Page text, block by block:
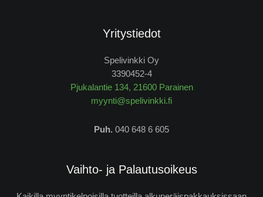
Yritystiedot
Spelivinkki Oy
3390452-4
Pjukalantie 134, 21600 Parainen
myynti@spelivinkki.fi
Puh. 040 648 6 605
Vaihto- ja Palautusoikeus